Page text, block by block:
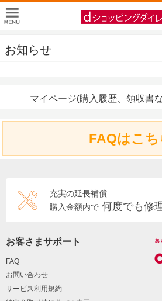
お知らせ
マイページ(購入履歴、領収書
FAQはこち
充実の延長補償
購入金額内で 何度でも修
お客さまサポート
FAQ
お問い合わせ
サービス利用規約